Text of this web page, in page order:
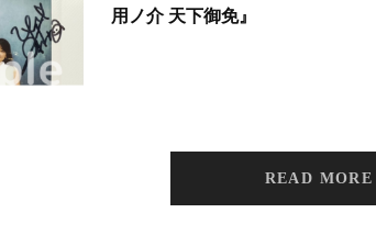
用ノ介 天下御免』
READ MORE